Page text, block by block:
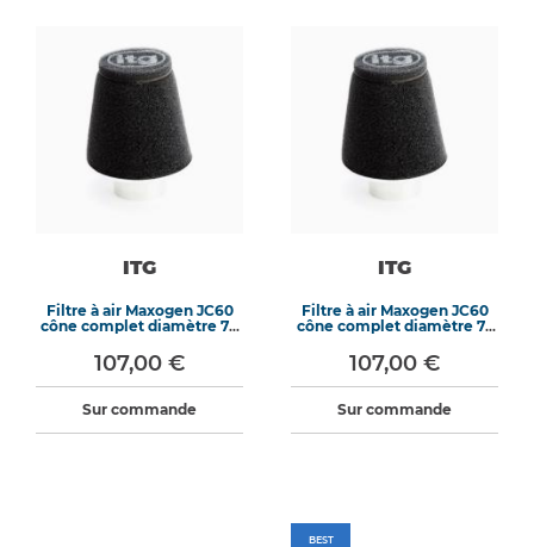
ITG
Filtre à air Maxogen JC60
cône complet diamètre 70
107,00 €
Sur commande
ITG
Filtre à air Maxogen JC60
cône complet diamètre 73
107,00 €
Sur commande
BEST